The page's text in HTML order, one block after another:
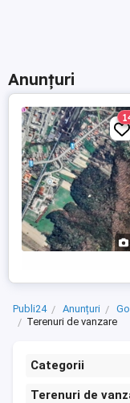
Anunțuri
Publi24 Anunțuri
Terenuri de vanzare
Categorii
Terenuri de